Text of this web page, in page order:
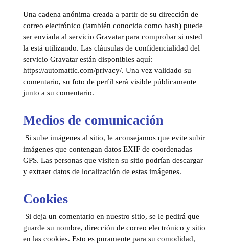
Una cadena anónima creada a partir de su dirección de
correo electrónico (también conocida como hash) puede
ser enviada al servicio Gravatar para comprobar si usted
la está utilizando. Las cláusulas de confidencialidad del
servicio Gravatar están disponibles aquí:
https://automattic.com/privacy/. Una vez validado su
comentario, su foto de perfil será visible públicamente
junto a su comentario.
Medios de comunicación
Si sube imágenes al sitio, le aconsejamos que evite subir
imágenes que contengan datos EXIF de coordenadas
GPS. Las personas que visiten su sitio podrían descargar
y extraer datos de localización de estas imágenes.
Cookies
Si deja un comentario en nuestro sitio, se le pedirá que
guarde su nombre, dirección de correo electrónico y sitio
en las cookies. Esto es puramente para su comodidad,